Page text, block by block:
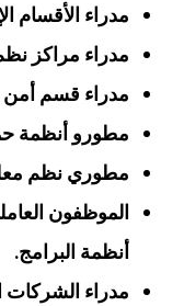
مدراء الأقسام
مدراء مراكز
مدراء قسم أمن
مطورو أنظمة
مطوري نظم
الموظفون
أنظمة البرامج.
مدراء